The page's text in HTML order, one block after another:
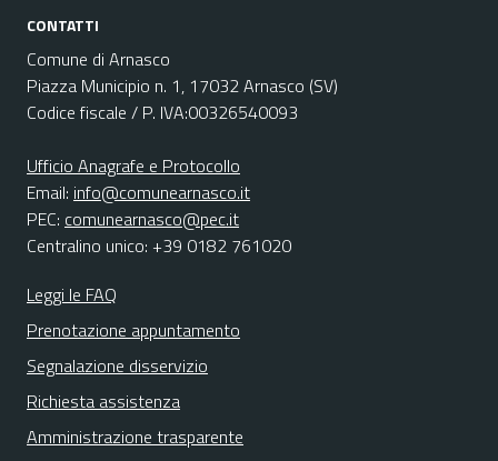
CONTATTI
Comune di Arnasco
Piazza Municipio n. 1, 17032 Arnasco (SV)
Codice fiscale / P. IVA:00326540093
Ufficio Anagrafe e Protocollo
Email: info@comunearnasco.it
PEC: comunearnasco@pec.it
Centralino unico: +39 0182 761020
Leggi le FAQ
Prenotazione appuntamento
Segnalazione disservizio
Richiesta assistenza
Amministrazione trasparente